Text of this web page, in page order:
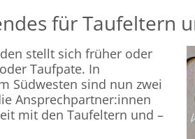
für Taufeltern
stellt sich früher oder
Taufpate. In
Südwesten sind nun zwei
Ansprechpartner:innen
mit den Taufeltern und –